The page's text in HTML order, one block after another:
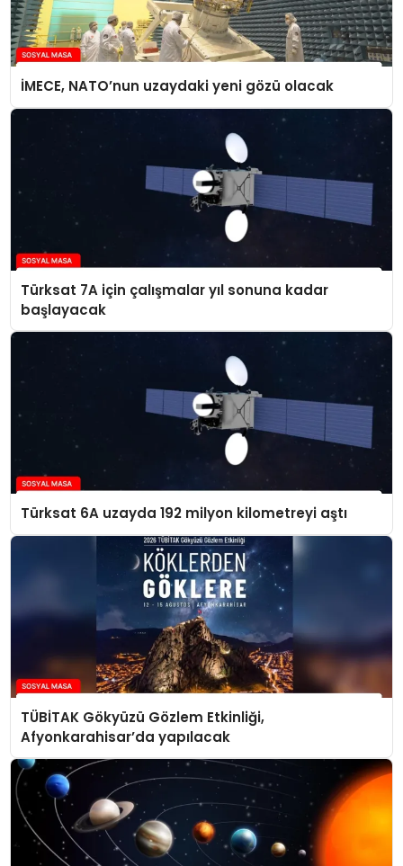
İMECE, NATO’nun uzaydaki yeni gözü olacak
Türksat 7A için çalışmalar yıl sonuna kadar
başlayacak
Türksat 6A uzayda 192 milyon kilometreyi aştı
TÜBİTAK Gökyüzü Gözlem Etkinliği,
Afyonkarahisar’da yapılacak